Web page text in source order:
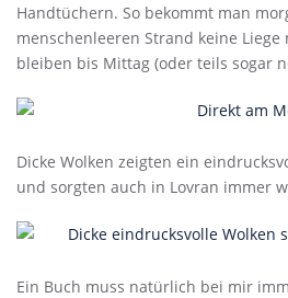
Handtüchern. So bekommt man
menschenleeren Strand keine Liege
bleiben bis Mittag (oder teils sogar
Dicke Wolken zeigten ein
und sorgten auch in Lovran immer
Ein Buch muss natürlich bei mir